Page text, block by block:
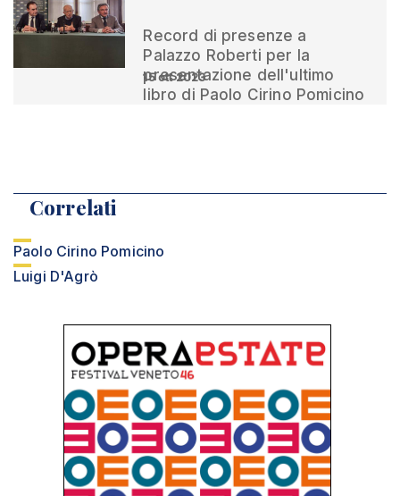
Record di presenze a
Palazzo Roberti per la
presentazione dell'ultimo
libro di Paolo Cirino Pomicino
15 ott 2023
Correlati
Paolo Cirino Pomicino
Luigi D'Agrò